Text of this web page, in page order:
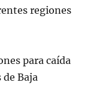
regiones
para caída
Baja